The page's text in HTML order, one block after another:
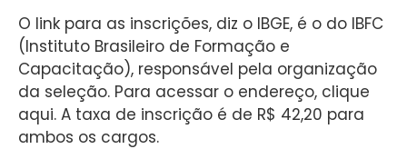
O link para as inscrições, diz o IBGE, é o do IBFC
(Instituto Brasileiro de Formação e
Capacitação), responsável pela organização
da seleção. Para acessar o endereço, clique
aqui. A taxa de inscrição é de R$ 42,20 para
ambos os cargos.